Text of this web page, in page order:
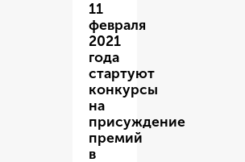
11
февраля
2021
года
стартуют
конкурсы
на
присуждение
премий
в